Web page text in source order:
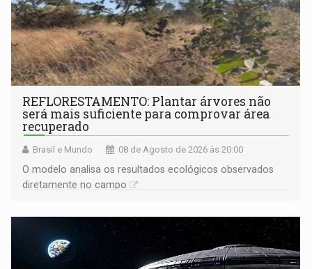
REFLORESTAMENTO: Plantar árvores não
será mais suficiente para comprovar área
recuperado
Brasil e Mundo 08 de Agosto de 2026 às 20:00
O modelo analisa os resultados ecológicos observados
diretamente no campo